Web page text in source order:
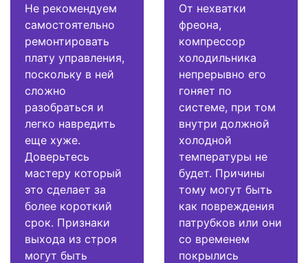
Не рекомендуем
самостоятельно
ремонтировать
плату управления,
поскольку в ней
сложно
разобраться и
легко навредить
еще хуже.
Доверьтесь
мастеру который
это сделает за
более короткий
срок. Признаки
выхода из строя
могут быть
От нехватки
фреона,
компрессор
холодильника
непрерывно его
гоняет по
системе, при том
внутри должной
холодной
температуры не
будет. Причины
тому могут быть
как повреждения
патрубков или они
со временем
покрылись